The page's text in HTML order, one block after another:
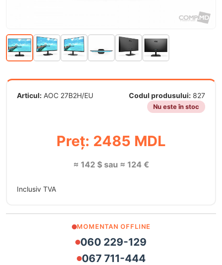
Articul: AOC 27B2H/EU Codul produsului: 827
Nu este în stoc
Preț: 2485 MDL
≈ 142 $ sau ≈ 124 €
Inclusiv TVA
MOMENTAN OFFLINE
060 229-129
067 711-444